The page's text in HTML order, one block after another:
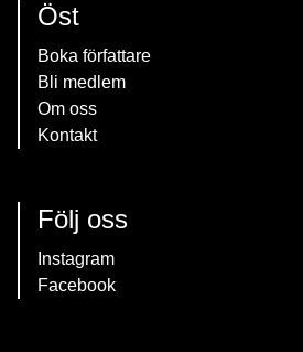
Öst
Boka författare
Bli medlem
Om oss
Kontakt
Följ oss
Instagram
Facebook